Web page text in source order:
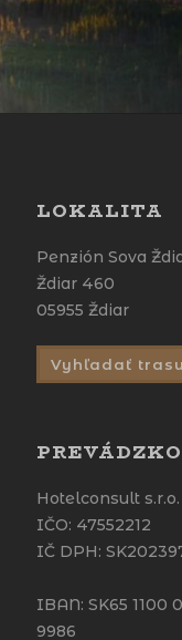
LOKALITA
Penzión Sova
Ždiar 460
05955 Ždiar
Vyhľadať trasu
Hotelconsult s.r.o.
IČO: 47552212
IČ DPH:
IBAN: SK65
9986